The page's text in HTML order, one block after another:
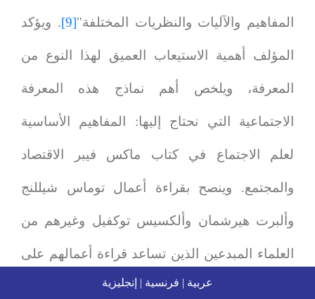
عربية | فرنسية | إنجليزية
المفاهيم والآليات والنظريات المختلفة"[9] . ويؤكد
المؤلف أهمية الاستيعاب العميق لهذا النوع من
المعرفة، ويلخص أهم نماذج هذه المعرفة
الاجتماعية التي نحتاج إليها: المفاهيم الأساسية
لعلم الاجتماع في كتاب ماكس فيبر الاقتصاد
والمجتمع. وينصح بقراءة أعمال توماس شيللنج
وألبرت هيرشمان وألكسيس توكفيل وغيرهم من
العلماء المبدعين الذين تساعد قراءة أعمالهم على
تنمية العين السوسيولوجية.